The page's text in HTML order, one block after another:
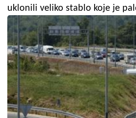
uklonili veliko stablo koje je